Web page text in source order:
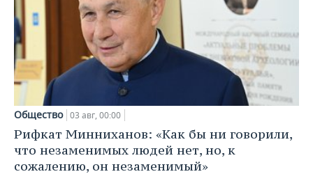
Общество 03 авг, 00:00
Рифкат Минниханов: «Как бы ни говорили,
что незаменимых людей нет, но, к
сожалению, он незаменимый»